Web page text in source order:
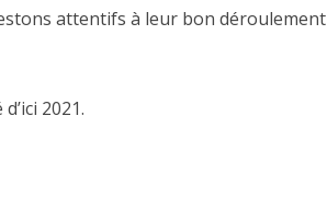
attentifs à leur bon déroulement
2021.